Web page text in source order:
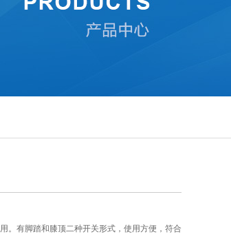
。有脚踏和膝顶二种开关形式，使用方便，符合